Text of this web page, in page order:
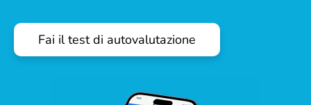
Fai il test di autovalutazione